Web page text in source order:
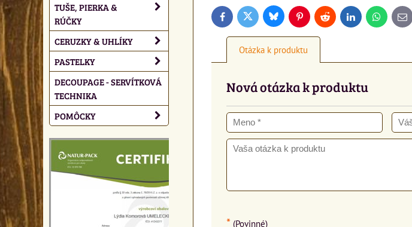
FacebookTwitter BlueskyPinterestReddit LinkedInWhatsApp
E-
mail
Otázka k produktu
Nová otázka k produktu
* (Povinné)
TUŠE, PIERKA &
RÚČKY
CERUZKY & UHLÍKY
PASTELKY
DECOUPAGE - SERVÍTKOVÁ
TECHNIKA
POMÔCKY